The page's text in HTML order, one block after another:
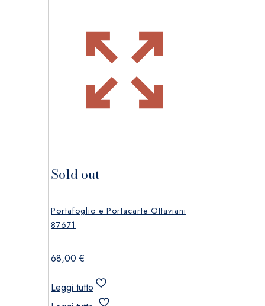
Sold out
Portafoglio e Portacarte Ottaviani
87671
68,00€
Leggi tutto